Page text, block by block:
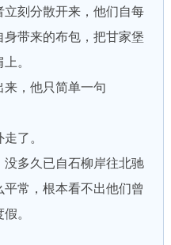
刻分散开来，他们自每
带来的布包，把甘家堡
。
，他只简单一句
了。
多久已自石柳岸往北驰
常，根本看不出他们曾
。